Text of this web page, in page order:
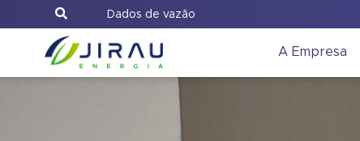
Dados de vazão
A Empresa